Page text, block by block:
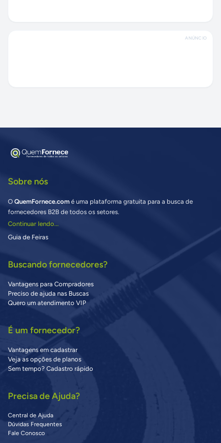
ANÚNCIO
Sobre nós
O QuemFornece.com é uma plataforma gratuita para a busca de
fornecedores B2B de todos os setores.
Continuar lendo...
Guia de Feiras
Buscando fornecedores?
Vantagens para Compradores
Preciso de ajuda nas Buscas
Quero um atendimento VIP
É um fornecedor?
Vantagens em cadastrar
Veja as opções de planos
Sem tempo? Cadastro rápido
Precisa de Ajuda?
Central de Ajuda
Dúvidas Frequentes
Fale Conosco